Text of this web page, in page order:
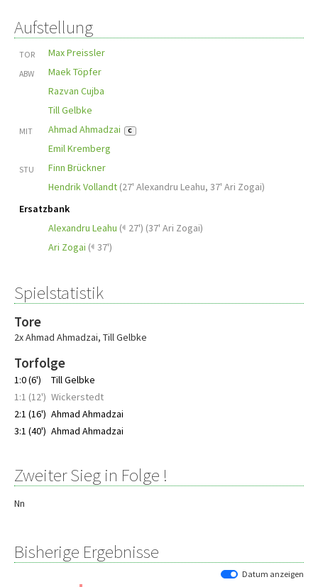
Aufstellung
TOR Max Preissler
ABW
Maek Töpfer
Razvan Cujba
Till Gelbke
MIT Ahmad Ahmadzai C
Emil Kremberg
STU
Finn Brückner
Hendrik Vollandt (27' Alexandru Leahu, 37' Ari Zogai)
Ersatzbank
Alexandru Leahu ( 27') (37' Ari Zogai)
Ari Zogai ( 37')
Spielstatistik
Tore
2x Ahmad Ahmadzai, Till Gelbke
Torfolge
1:0 (6')
Till Gelbke
1:1 (12') Wickerstedt
2:1 (16') Ahmad Ahmadzai
3:1 (40') Ahmad Ahmadzai
Zweiter Sieg in Folge !
Nn
Bisherige Ergebnisse
Datum anzeigen